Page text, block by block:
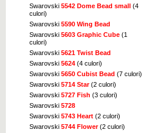
Swarovski 5542 Dome Bead small (4
culori)
Swarovski 5590 Wing Bead
Swarovski 5603 Graphic Cube (1
culori)
Swarovski 5621 Twist Bead
Swarovski 5624 (4 culori)
Swarovski 5650 Cubist Bead (7 culori)
Swarovski 5714 Star(2 culori)
Swarovski 5727 Fish (3 culori)
Swarovski 5728
Swarovski 5743 Heart (2 culori)
Swarovski 5744 Flower(2 culori)